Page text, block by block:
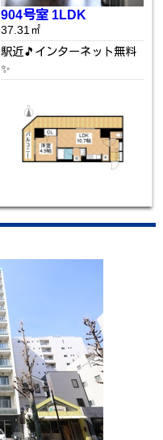
904号室 1LDK
37.31㎡
駅近🎵インターネット無料
✨